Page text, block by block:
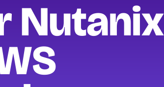
Nutanix